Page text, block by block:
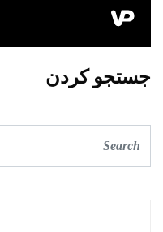
جستجو کردن